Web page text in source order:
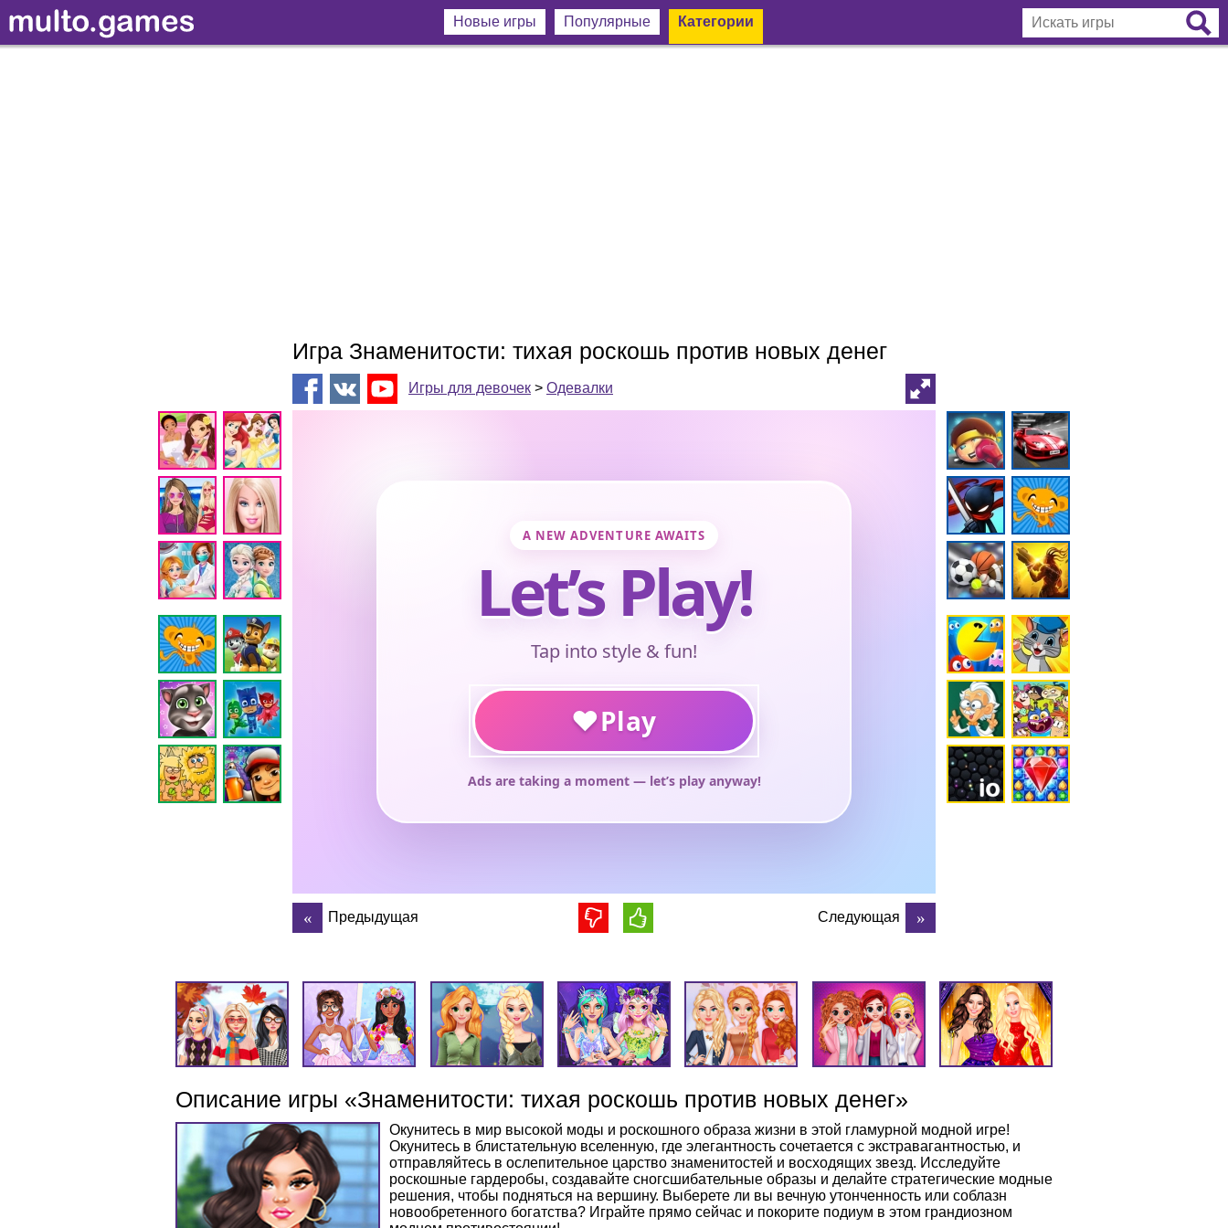
Новые игры Популярные Категории
Игра Знаменитости: тихая роскошь против новых денег
Игры для девочек > Одевалки
Предыдущая Следующая
Описание игры «Знаменитости: тихая роскошь против новых денег»
Окунитесь в мир высокой моды и роскошного образа жизни в этой гламурной модной игре!
Окунитесь в блистательную вселенную, где элегантность сочетается с экстравагантностью, и
отправляйтесь в ослепительное царство знаменитостей и восходящих звезд. Исследуйте
роскошные гардеробы, создавайте сногсшибательные образы и делайте стратегические модные
решения, чтобы подняться на вершину. Выберете ли вы вечную утонченность или соблазн
новообретенного богатства? Играйте прямо сейчас и покорите подиум в этом грандиозном